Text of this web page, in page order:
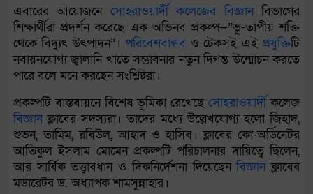
এবারের আয়োজনে সোহরাওয়ার্দী কলেজের বিজ্ঞানবিভাগের
শিক্ষার্থীরা প্রদর্শন করেছে এক অভিনব প্রকল্প—”ভূ-তাপীয় শক্তি
থেকে বিদ্যুৎ উৎপাদন”। পরিবেশবান্ধব ও টেকসই এইপ্রযুক্তিটি
নবায়নযোগ্য জ্বালানি খাতে সম্ভাবনার নতুন দিগন্ত উন্মোচন করতে
পারে বলে মনে করছেন সংশ্লিষ্টরা।
প্রকল্পটি বাস্তবায়নে বিশেষ ভূমিকা রেখেছে সোহরাওয়ার্দীকলেজ
বিজ্ঞানক্লাবের সদস্যরা। তাদের মধ্যে উল্লেখযোগ্য হলো জিহাদ,
শুভন, তামিম, রবিউল, আহাদ ও হাসিব। ক্লাবের কো-অর্ডিনেটর
আতিকুল ইসলাম মোমেন প্রকল্পটি পরিচালনার দায়িত্বে ছিলেন,
আর সার্বিক তত্ত্বাবধান ও দিকনির্দেশনা দিয়েছেনবিজ্ঞানক্লাবের
মডারেটর ড. অধ্যাপক শামসুন্নাহার।